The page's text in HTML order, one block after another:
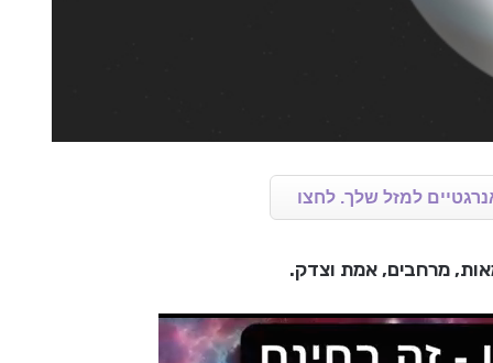
למזל שלך. לחצו
מרחבים, אמת וצדק.